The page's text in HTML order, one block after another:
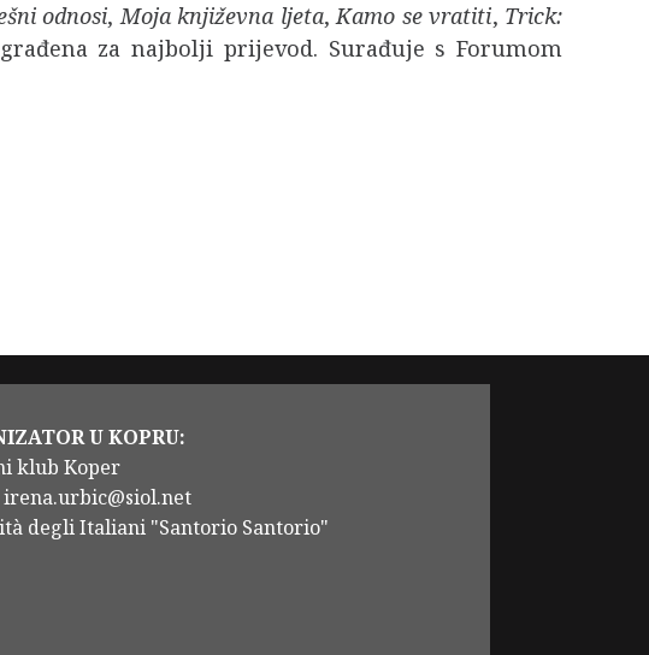
odnosi,Moja književna ljeta,Kamo se vratiti, Trick:
za najbolji prijevod. Surađuje s Forumom
U KOPRU:
klub Koper
degli Italiani "Santorio Santorio"